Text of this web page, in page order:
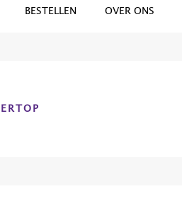
BESTELLEN OVER ONS